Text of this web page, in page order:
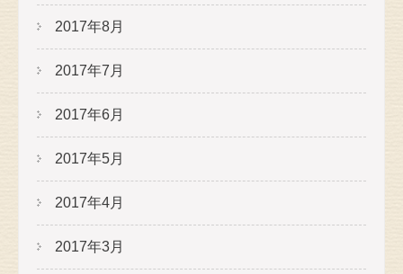
2017年8月
2017年7月
2017年6月
2017年5月
2017年4月
2017年3月